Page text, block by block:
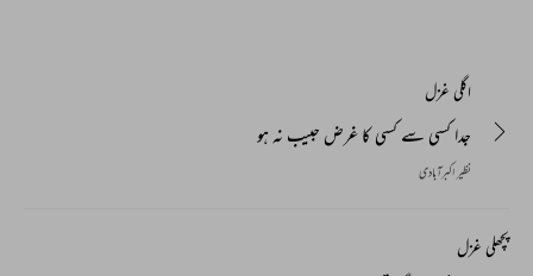
اگلی غزل
جدا کسی سے کسی کا غرض حبیب نہ ہو
نظیر اکبرآبادی
پچھلی غزل